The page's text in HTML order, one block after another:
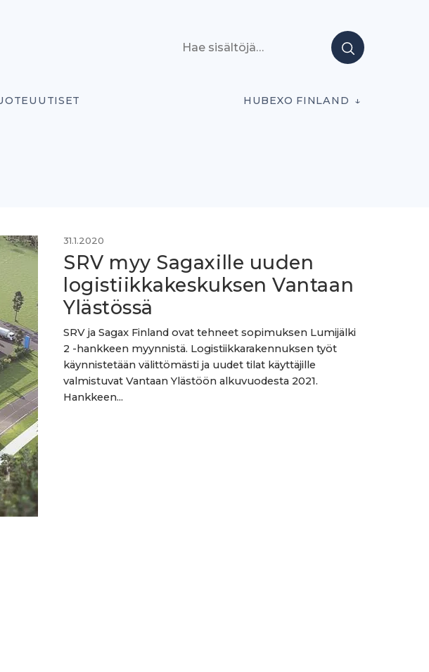
HUBEXO FINLAND
31.1.2020
SRV myy Sagaxille uuden
logistiikkakeskuksen Vantaan
Ylästössä
SRV ja Sagax Finland ovat tehneet sopimuksen Lumijälki
2 -hankkeen myynnistä. Logistiikkarakennuksen työt
käynnistetään välittömästi ja uudet tilat käyttäjille
valmistuvat Vantaan Ylästöön alkuvuodesta 2021.
Hankkeen...